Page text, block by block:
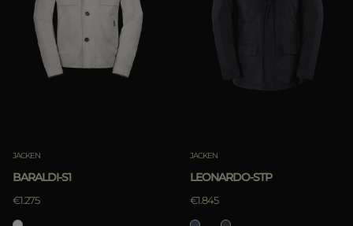
WEITERE LÄNDER
Most Popular
JACKEN
BARALDI-S1
€1.275
JACKEN
LEONARDO-STP
€1.845